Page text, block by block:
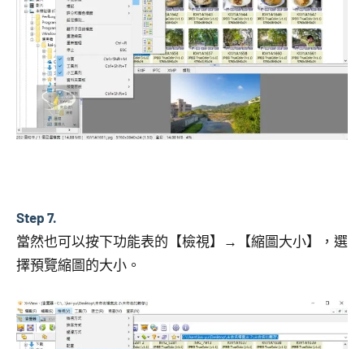
Step 7.
當然也可以按下功能表的【檢視】→【縮圖大小】，選
擇預覽縮圖的大小。